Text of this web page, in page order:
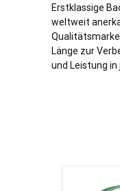
Erstklassige
weltweit
Qualitätsmarke
Länge zur
und Leistung in